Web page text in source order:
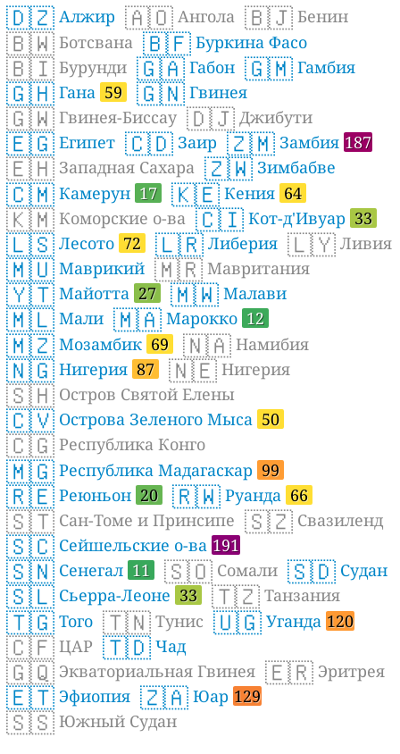
🇩🇿 Алжир 🇦🇴 Ангола 🇧🇯 Бенин
🇧🇼 Ботсвана 🇧🇫 Буркина Фасо
🇧🇮 Бурунди 🇬🇦 Габон 🇬🇲 Гамбия
🇬🇭 Гана 59 🇬🇳 Гвинея
🇬🇼 Гвинея-Биссау 🇩🇯 Джибути
🇪🇬 Египет 🇨🇩 Заир 🇿🇲 Замбия 187
🇪🇭 Западная Сахара 🇿🇼 Зимбабве
🇨🇲 Камерун 17 🇰🇪 Кения 64
🇰🇲 Коморские о-ва 🇨🇮 Кот-д'Ивуар 33
🇱🇸 Лесото 72 🇱🇷 Либерия 🇱🇾 Ливия
🇲🇺 Маврикий 🇲🇷 Мавритания
🇾🇹 Майотта 27 🇲🇼 Малави
🇲🇱 Мали 🇲🇦 Марокко 12
🇲🇿 Мозамбик 69 🇳🇦 Намибия
🇳🇬 Нигерия 87 🇳🇪 Нигерия
🇸🇭 Остров Святой Елены
🇨🇻 Острова Зеленого Мыса 50
🇨🇬 Республика Конго
🇲🇬 Республика Мадагаскар 99
🇷🇪 Реюньон 20 🇷🇼 Руанда 66
🇸🇹 Сан-Томе и Принсипе 🇸🇿 Свазиленд
🇸🇨 Сейшельские о-ва 191
🇸🇳 Сенегал 11 🇸🇴 Сомали 🇸🇩 Судан
🇸🇱 Сьерра-Леоне 33 🇹🇿 Танзания
🇹🇬 Того 🇹🇳 Тунис 🇺🇬 Уганда 120
🇨🇫 ЦАР 🇹🇩 Чад
🇬🇶 Экваториальная Гвинея 🇪🇷 Эритрея
🇪🇹 Эфиопия 🇿🇦 Юар 129
🇸🇸 Южный Судан